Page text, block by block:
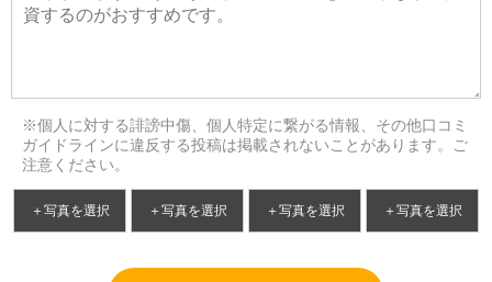
※個人に対する誹謗中傷、個人特定に繋がる情報、その他口コミ
ガイドラインに違反する投稿は掲載されないことがあります。ご
注意ください。
＋写真を選択 ＋写真を選択 ＋写真を選択 ＋写真を選択